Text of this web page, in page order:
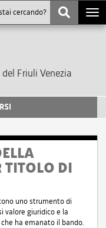
Friuli Venezia
TITOLO DI
uno strumento di
valore giuridico e la
ha emanato il bando.